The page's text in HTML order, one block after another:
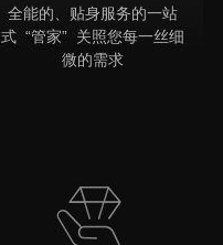
全能的、贴身服务的一站
式 “管家” 关照您每一丝细
微的需求